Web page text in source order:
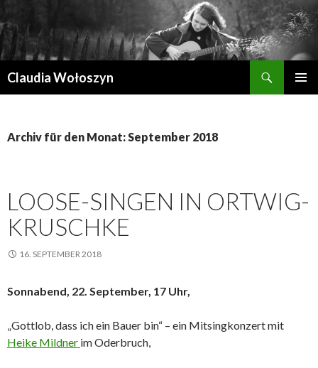
Claudia Wołoszyn
Archiv für den Monat: September 2018
LOOSE-SINGEN IN ORTWIG-
KRUSCHKE
16. SEPTEMBER 2018
Sonnabend, 22. September, 17 Uhr,
„Gottlob, dass ich ein Bauer bin“ – ein Mitsingkonzert mit
Heike Mildner im Oderbruch,